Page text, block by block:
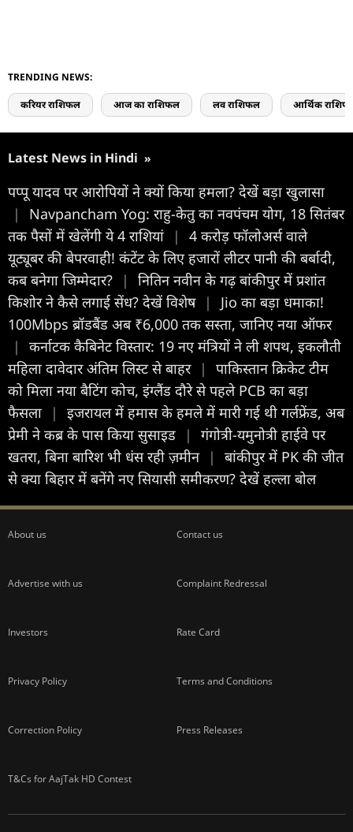
TRENDING NEWS:
करियर राशिफल आज का राशिफल लव राशिफल आर्थिक
Latest News in Hindi »
पप्पू यादव पर आरोपियों ने क्यों किया हमला? देखें बड़ा खुलासा
|
Navpancham Yog: राहु-केतु का नवपंचम योग, 18 सितंबर
तक पैसों में खेलेंगी ये 4 राशियां
|
4 करोड़ फॉलोअर्स वाले
यूट्यूबर की बेपरवाही! कंटेंट के लिए हजारों लीटर पानी की बर्बादी,
कब बनेगा जिम्मेदार?
|
नितिन नवीन के गढ़ बांकीपुर में प्रशांत
किशोर ने कैसे लगाई सेंध? देखें विशेष |
Jio का बड़ा धमाका!
100Mbps ब्रॉडबैंड अब ₹6,000 तक सस्ता, जानिए नया ऑफर
|
कर्नाटक कैबिनेट विस्तार: 19 नए मंत्रियों ने ली शपथ, इकलौती
महिला दावेदार अंतिम लिस्ट से बाहर |
पाकिस्तान क्रिकेट टीम
को मिला नया बैटिंग कोच, इंग्लैंड दौरे से पहले PCB का बड़ा
फैसला
|
इजरायल में हमास के हमले में मारी गई थी गर्लफ्रेंड, अब
प्रेमी ने कब्र के पास किया सुसाइड
|
गंगोत्री-यमुनोत्री हाईवे पर
खतरा, बिना बारिश भी धंस रही ज़मीन |
बांकीपुर में PK की जीत
से क्या बिहार में बनेंगे नए सियासी समीकरण? देखें हल्ला बोल
About us Contact us
Advertise with us Complaint Redressal
Investors Rate Card
Privacy Policy Terms and Conditions
Correction Policy Press Releases
T&Cs for AajTak HD Contest